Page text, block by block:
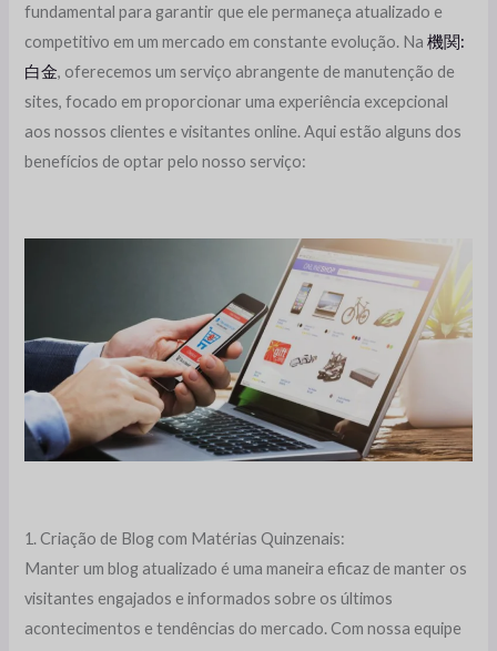
fundamental para garantir que ele permaneça atualizado e
competitivo em um mercado em constante evolução. Na機関:
白金, oferecemos um serviço abrangente de manutenção de
sites, focado em proporcionar uma experiência excepcional
aos nossos clientes e visitantes online. Aqui estão alguns dos
benefícios de optar pelo nosso serviço:
1. Criação de Blog com Matérias Quinzenais:
Manter um blog atualizado é uma maneira eficaz de manter os
visitantes engajados e informados sobre os últimos
acontecimentos e tendências do mercado. Com nossa equipe